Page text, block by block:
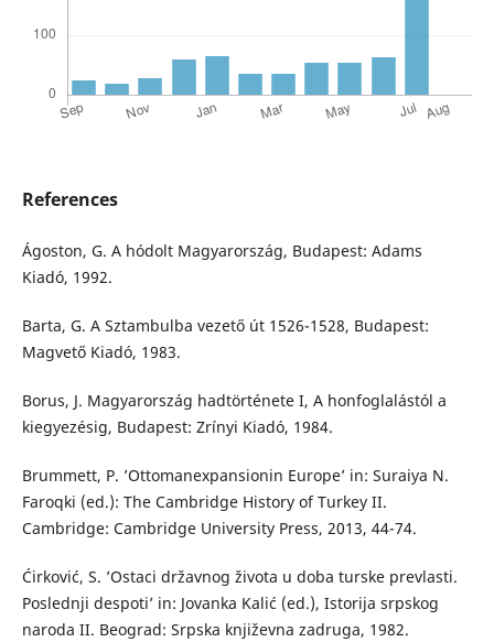
References
Ágoston, G. A hódolt Magyarország, Budapest: Adams
Kiadó, 1992.
Barta, G. A Sztambulba vezető út 1526-1528, Budapest:
Magvető Kiadó, 1983.
Borus, J. Magyarország hadtörténete I, A honfoglalástól a
kiegyezésig, Budapest: Zrínyi Kiadó, 1984.
Brummett, P. ’Ottomanexpansionin Europe’ in: Suraiya N.
Faroqki (ed.): The Cambridge History of Turkey II.
Cambridge: Cambridge University Press, 2013, 44-74.
Ćirković, S. ’Ostaci državnog života u doba turske prevlasti.
Poslednji despoti’ in: Jovanka Kalić (ed.), Istorija srpskog
naroda II. Beograd: Srpska književna zadruga, 1982.